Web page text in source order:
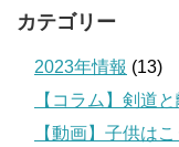
カテゴリー
2023年情報 (13)
【コラム】剣道
【動画】子供は